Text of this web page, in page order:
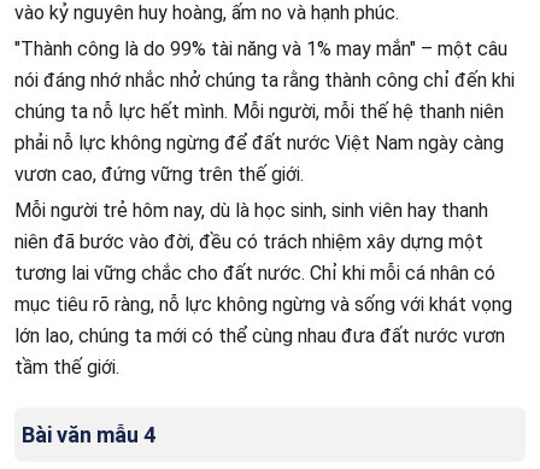
vào kỷ nguyên huy hoàng, ấm no và hạnh phúc.
"Thành công là do 99% tài năng và 1% may mắn" – một câu
nói đáng nhớ nhắc nhở chúng ta rằng thành công chỉ đến khi
chúng ta nỗ lực hết mình. Mỗi người, mỗi thế hệ thanh niên
phải nỗ lực không ngừng để đất nước Việt Nam ngày càng
vươn cao, đứng vững trên thế giới.
Mỗi người trẻ hôm nay, dù là học sinh, sinh viên hay thanh
niên đã bước vào đời, đều có trách nhiệm xây dựng một
tương lai vững chắc cho đất nước. Chỉ khi mỗi cá nhân có
mục tiêu rõ ràng, nỗ lực không ngừng và sống với khát vọng
lớn lao, chúng ta mới có thể cùng nhau đưa đất nước vươn
tầm thế giới.
Bài văn mẫu 4